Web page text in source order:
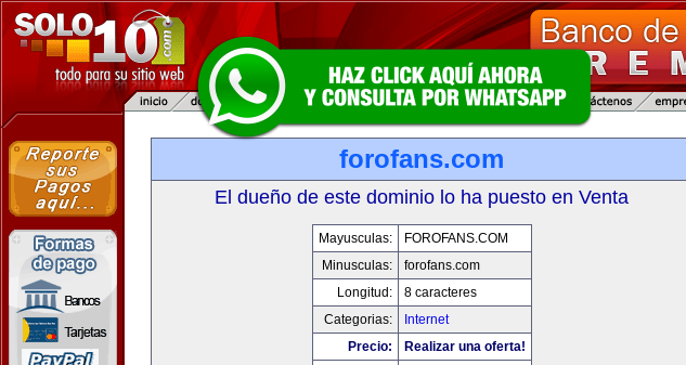
forofans.com
El dueño de este dominio lo ha puesto en Venta
Mayusculas:
FOROFANS.COM
Minusculas:
forofans.com
Longitud:
8 caracteres
Categorias:
Internet
Precio:
Realizar una oferta!